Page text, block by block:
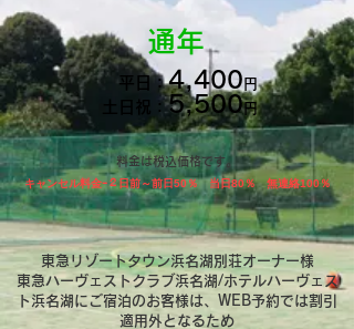
通年
平日：4,400 円
​土日祝：5,500円
料金は税込価格です。
キャンセル料金ｰ２日前～前日50％ 当日80％​無連絡100％
​東急リゾートタウン浜名湖別荘オーナー様
東急ハーヴェストクラブ浜名湖/ホテルハーヴェス
ト浜名湖にご宿泊のお客様は、WEB予約では割引
適用外となるため